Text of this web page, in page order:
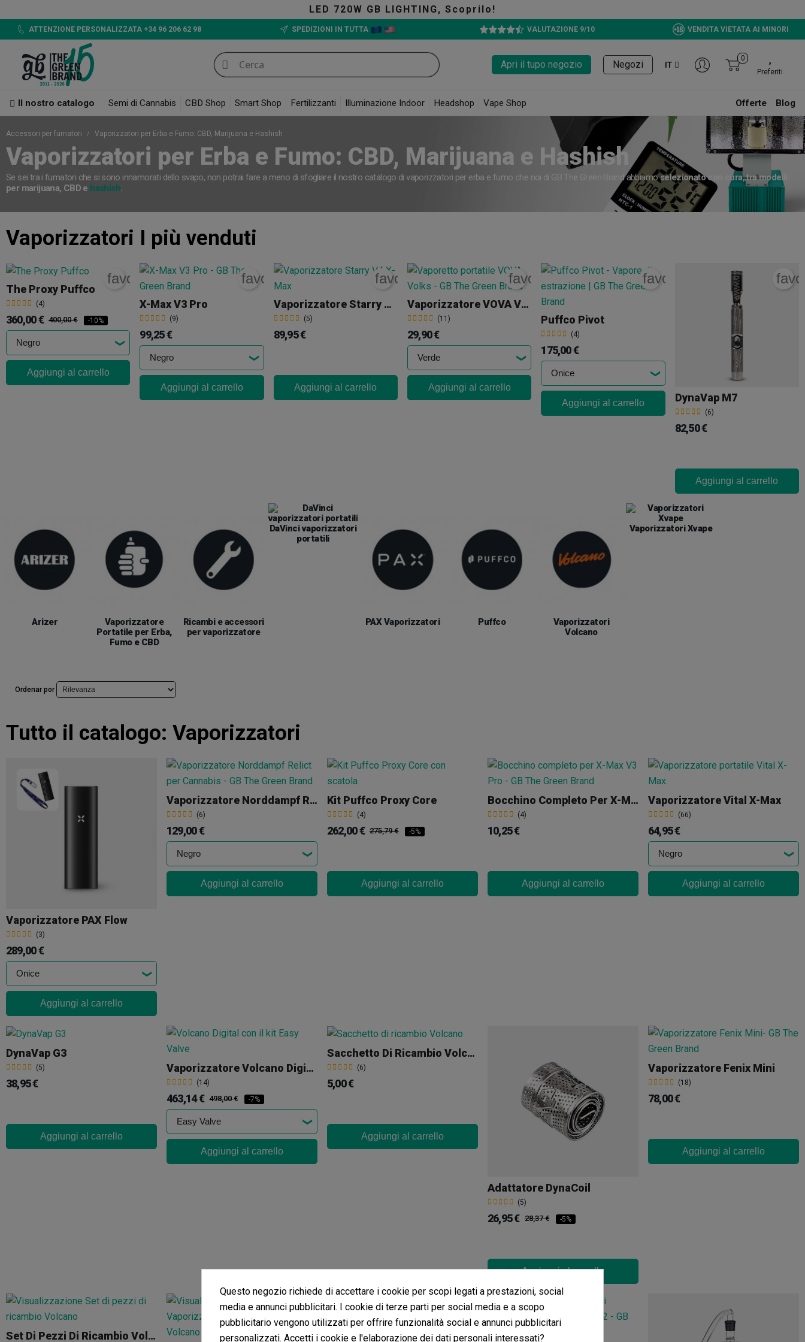
LED 720W GB LIGHTING, Scoprilo!
ATTENZIONE PERSONALIZZATA +34 96 206 62 98 SPEDIZIONI IN TUTTA VALUTAZIONE 9/10 VENDITA VIETATA AI MINORI
Apri il tupo negozio Negozi IT
0
Preferiti
Il nostro catalogo Semi di Cannabis CBD Shop Smart Shop Fertilizzanti Illuminazione Indoor Headshop Vape Shop Offerte Blog
Accessori per fumatori Vaporizzatori per Erba e Fumo: CBD, Marijuana e Hashish
Vaporizzatori per Erba e Fumo: CBD, Marijuana e Hashish
Se sei tra i fumatori che si sono innamorati dello svapo, non potrai fare a meno di sfogliare il nostro catalogo di vaporizzatori per erba e fumo che noi di GB The Green Brand abbiamoselezionato con cura, tra modelli
per marijuana, CBD e hashish.
Vaporizzatori I più venduti
The Proxy Puffco
(4)
favorite_border
360,00 € 400,00 € -10%
Aggiungi al carrello
X-Max V3 Pro
(9)
favorite_border
99,25 €
Aggiungi al carrello
Vaporizzatore Starry V4 X-Max
(5)
favorite_border
89,95 €
Aggiungi al carrello
Vaporizzatore VOVA Volks
(11)
favorite_border
29,90 €
Aggiungi al carrello
Puffco Pivot
(4)
favorite_border
175,00 €
Aggiungi al carrello DynaVap M7
(6)
82,50 €
Aggiungi al carrello
Arizer
Vaporizzatore
Portatile per Erba,
Fumo e CBD
Ricambi e accessori
per vaporizzatore
DaVinci vaporizzatori
portatili
PAX Vaporizzatori Puffco
Vaporizzatori
Volcano
Vaporizzatori Xvape
Ordenar por
Tutto il catalogo: Vaporizzatori
Vaporizzatore PAX Flow
(3)
289,00 €
Aggiungi al carrello
Vaporizzatore Norddampf Relict
(6)
129,00 €
Aggiungi al carrello
Kit Puffco Proxy Core
(4)
262,00 € 275,79 € -5%
Aggiungi al carrello
Bocchino Completo Per X-Max V3 Pro
(4)
10,25 €
Aggiungi al carrello
Vaporizzatore Vital X-Max
(66)
64,95 €
Aggiungi al carrello
DynaVap G3
(5)
38,95 €
Aggiungi al carrello
Vaporizzatore Volcano Digital + Starter Set
(14)
463,14 € 498,00 € -7%
Aggiungi al carrello
Sacchetto Di Ricambio Volcano
(6)
5,00 €
Aggiungi al carrello
Adattatore DynaCoil
(5)
26,95 € 28,37 € -5%
Aggiungi al carrello
Vaporizzatore Fenix Mini
(18)
78,00 €
Aggiungi al carrello
Set Di Pezzi Di Ricambio Volcano The Puffco Hot Knife
Questo negozio richiede di accettare i cookie per scopi legati a prestazioni, social
media e annunci pubblicitari. I cookie di terze parti per social media e a scopo
pubblicitario vengono utilizzati per offrire funzionalità social e annunci pubblicitari
personalizzati. Accetti i cookie e l'elaborazione dei dati personali interessati?